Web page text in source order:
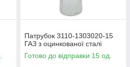
Патрубок 3110-1303020-15
ГАЗ з оцинкованої сталі
Готово до відправки 15 од.